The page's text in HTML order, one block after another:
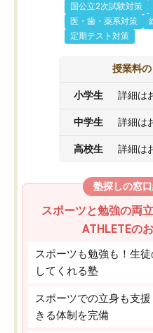
国公立2次試験対策
医・歯・薬系対策
定期テスト対策
授業料
小学生 詳細は
中学生 詳細は
高校生 詳細は
塾探しの窓
スポーツと勉強の両
ATHLETEの
スポーツも勉強も！生
してくれる塾
スポーツでの立身も支
きる体制を完備